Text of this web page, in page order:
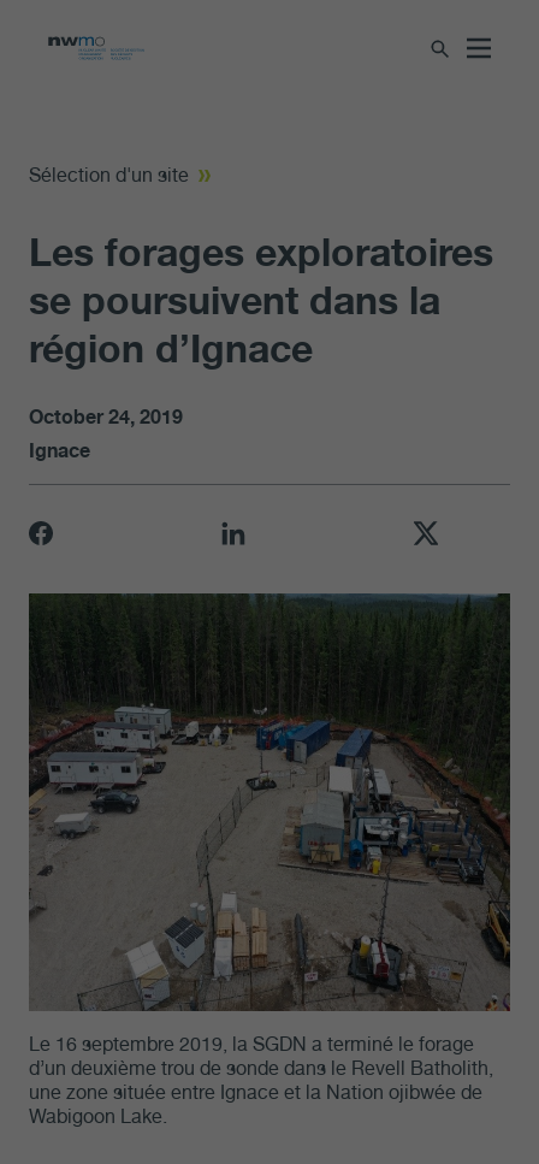
Sélection d'un site
Les forages exploratoires
se poursuivent dans la
région d’Ignace
October 24, 2019
Ignace
Le 16 septembre 2019, la SGDN a terminé le forage
d’un deuxième trou de sonde dans le Revell Batholith,
une zone située entre Ignace et la Nation ojibwée de
Wabigoon Lake.